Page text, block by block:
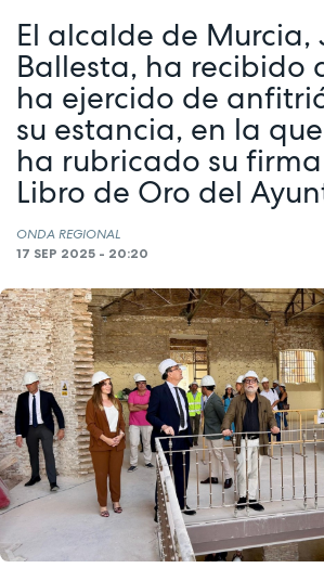
El alcalde de Murcia,
Ballesta, ha recibido
ha ejercido de
su estancia, en la
ha rubricado su
Libro de Oro del
ONDA REGIONAL
17 SEP 2025 - 20:20